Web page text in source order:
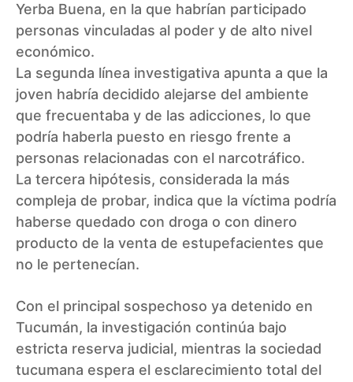
Yerba Buena, en la que habrían participado
personas vinculadas al poder y de alto nivel
económico.
La segunda línea investigativa apunta a que la
joven habría decidido alejarse del ambiente
que frecuentaba y de las adicciones, lo que
podría haberla puesto en riesgo frente a
personas relacionadas con el narcotráfico.
La tercera hipótesis, considerada la más
compleja de probar, indica que la víctima podría
haberse quedado con droga o con dinero
producto de la venta de estupefacientes que
no le pertenecían.
Con el principal sospechoso ya detenido en
Tucumán, la investigación continúa bajo
estricta reserva judicial, mientras la sociedad
tucumana espera el esclarecimiento total del